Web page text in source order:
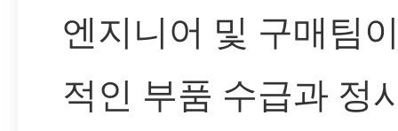
엔지니어 및 구매팀
적인 부품 수급과 정